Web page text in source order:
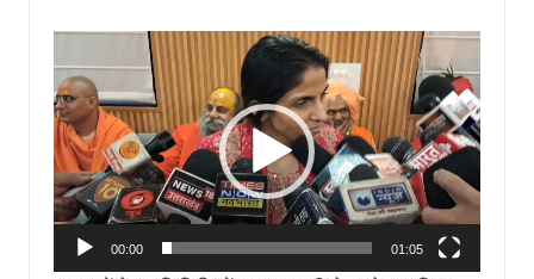
Player
00:00 01:05